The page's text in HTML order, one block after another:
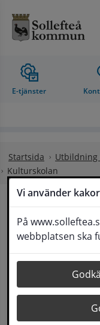
Vi använder kakor
På
webbplatsen ska
E-tjänster
Startsida
Utbildning
Kulturskolan
Sollefteå